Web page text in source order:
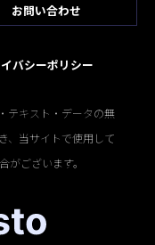
お問い合わせ
バシーポリシー
テキスト・データの無
、当サイトで使用して
がございます。